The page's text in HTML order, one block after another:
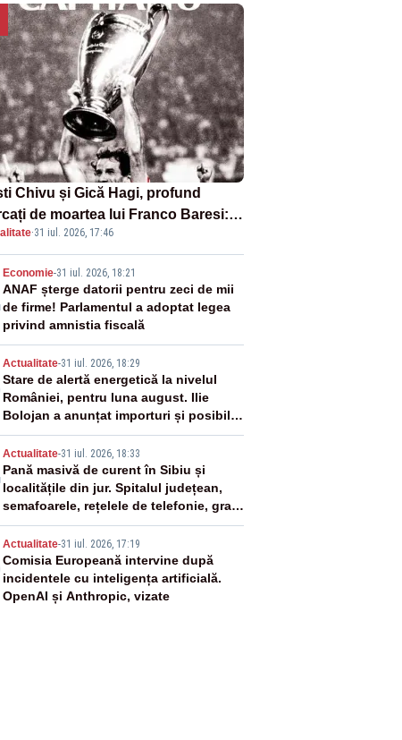
Chivu și Gică Hagi, profund
de moartea lui Franco Baresi:
a fotbalului mondial”
·31 iul. 2026, 17:46
Economie-31 iul. 2026, 18:21
ANAF șterge datorii pentru zeci de mii
de firme! Parlamentul a adoptat legea
privind amnistia fiscală
Actualitate-31 iul. 2026, 18:29
Stare de alertă energetică la nivelul
României, pentru luna august. Ilie
Bolojan a anunțat importuri și posibile
restricții – VIDEO
Actualitate-31 iul. 2026, 18:33
Pană masivă de curent în Sibiu și
localitățile din jur. Spitalul județean,
semafoarele, rețelele de telefonie, grav
afectate
Actualitate-31 iul. 2026, 17:19
Comisia Europeană intervine după
incidentele cu inteligența artificială.
OpenAI și Anthropic, vizate